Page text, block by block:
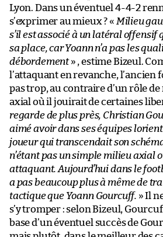
Lyon. Dans un éventuel 4-4-2
s’exprimer au mieux ? « Milieu
s’il est associé à un latéral offensif
sa place, car Yoann n’a pas les
débordement» , estime Bizeul.
l’attaquant en revanche, l’ancien
pas trop, au contraire d’un rôle
axial où il jouirait de certaines
regarde de plus près, Christian
aimé avoir dans ses équipes
joueur qui transcendait son
n’étant pas un simple milieu axial
attaquant. Aujourd’hui dans le
a pas beaucoup plus à même de
tactique que Yoann Gourcuff. » Il
s’y tromper : selon Bizeul,
base d’un éventuel succès de